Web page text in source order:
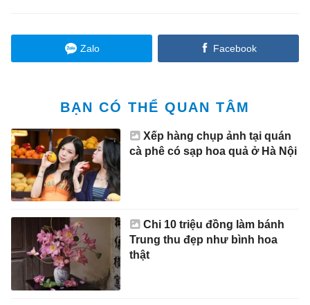
Zalo Facebook
BẠN CÓ THỂ QUAN TÂM
Xếp hàng chụp ảnh tại quán
cà phê có sạp hoa quả ở Hà Nội
Chi 10 triệu đồng làm bánh
Trung thu đẹp như bình hoa
thật